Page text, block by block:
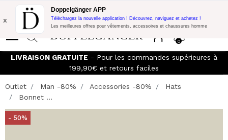
Promo Flash: 10% de réduction supplémentaire sur 300€ d'achat
avec le code:
0
x
Doppelgänger APP
Téléchargez la nouvelle application ! Découvrez, naviguez et achetez !
Les meilleures offres pour vêtements, accessoires et chaussures homme
LIVRAISON GRATUITE - Pour les commandes supérieures à
199,90€ et retours faciles
Outlet Man -80% Accessories -80%
Hats
Bonnet ...
- 50%